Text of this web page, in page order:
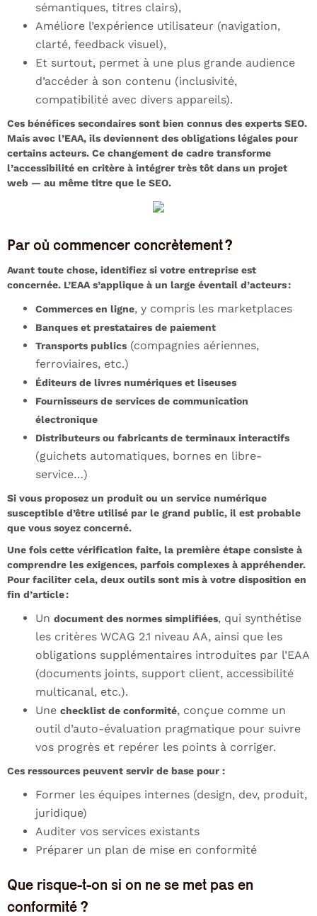
sémantiques, titres clairs),
Améliore l’expérience utilisateur (navigation,
clarté, feedback visuel),
Et surtout, permet à une plus grande audience
d’accéder à son contenu (inclusivité,
compatibilité avec divers appareils).
Ces bénéfices secondaires sont bien connus des experts SEO.
Mais avec l’EAA, ils deviennent des obligations légales pour
certains acteurs. Ce changement de cadre transforme
l’accessibilité en critère à intégrer très tôt dans un projet
web — au même titre que le SEO.
Par où commencer concrètement ?
Avant toute chose, identifiez si votre entreprise est
concernée. L’EAA s’applique à un large éventail d’acteurs :
Commerces en ligne, y compris les marketplaces
Banques et prestataires de paiement
Transports publics (compagnies aériennes,
ferroviaires, etc.)
Éditeurs de livres numériques et liseuses
Fournisseurs de services de communication
électronique
Distributeurs ou fabricants de terminaux interactifs
(guichets automatiques, bornes en libre-
service…)
Si vous proposez un produit ou un service numérique
susceptible d’être utilisé par le grand public, il est probable
que vous soyez concerné.
Une fois cette vérification faite, la première étape consiste à
comprendre les exigences, parfois complexes à appréhender.
Pour faciliter cela, deux outils sont mis à votre disposition en
fin d’article :
Un document des normes simplifiées, qui synthétise
les critères WCAG 2.1 niveau AA, ainsi que les
obligations supplémentaires introduites par l’EAA
(documents joints, support client, accessibilité
multicanal, etc.).
Une checklist de conformité, conçue comme un
outil d’auto-évaluation pragmatique pour suivre
vos progrès et repérer les points à corriger.
Ces ressources peuvent servir de base pour :
Former les équipes internes (design, dev, produit,
juridique)
Auditer vos services existants
Préparer un plan de mise en conformité
Que risque-t-on si on ne se met pas en
conformité ?